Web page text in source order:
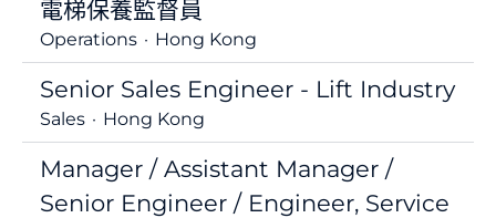
電梯保養監督員
Operations · Hong Kong
Senior Sales Engineer - Lift Industry
Sales · Hong Kong
Manager / Assistant Manager /
Senior Engineer / Engineer, Service